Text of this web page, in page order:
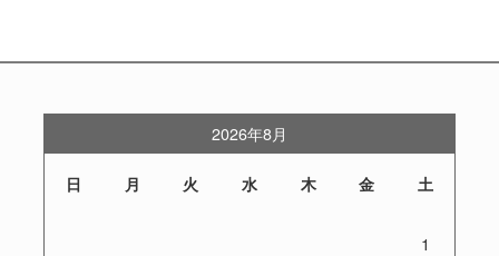
2026年8月
日 月 火 水 木 金 土
1